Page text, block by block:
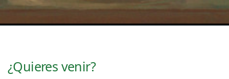
¿Quieres venir?